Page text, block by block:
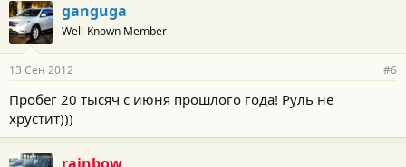
ganguga
Well-Known Member
13 Сен 2012 #6
Пробег 20 тысяч с июня прошлого года! Руль не
хрустит)))